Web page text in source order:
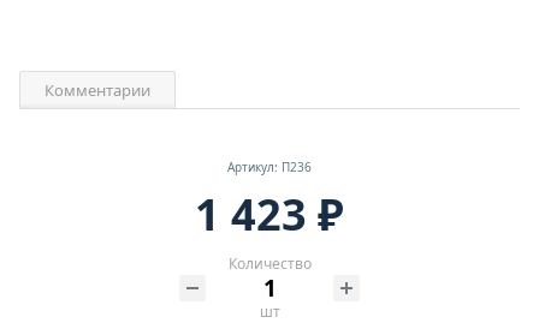
Комментарии
Артикул: П236
1 423 ₽
Количество
шт